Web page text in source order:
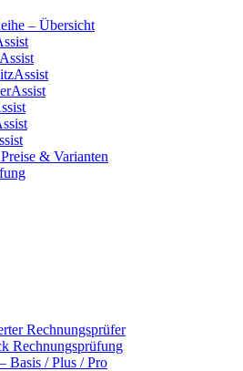
– Übersicht
& Varianten
Rechnungsprüfer
Rechnungsprüfung
Basis / Plus / Pro